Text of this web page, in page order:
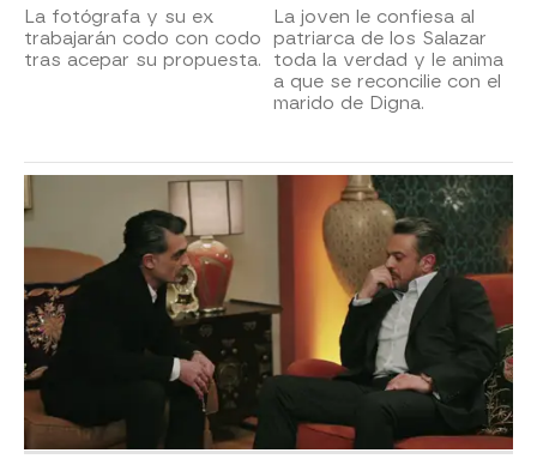
La fotógrafa y su ex
trabajarán codo con codo
tras acepar su propuesta.
La joven le confiesa al
patriarca de los Salazar
toda la verdad y le anima
a que se reconcilie con el
marido de Digna.